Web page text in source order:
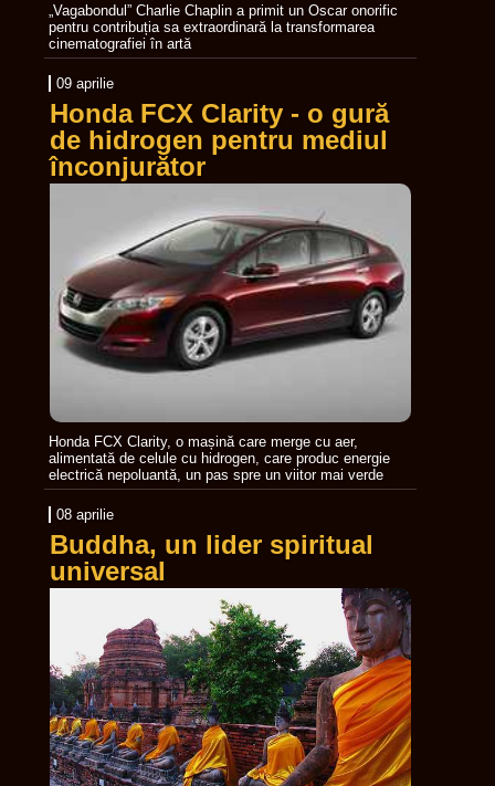
„Vagabondul” Charlie Chaplin a primit un Oscar onorific
pentru contribuția sa extraordinară la transformarea
cinematografiei în artă
09 aprilie
Honda FCX Clarity - o gură
de hidrogen pentru mediul
înconjurător
Honda FCX Clarity, o mașină care merge cu aer,
alimentată de celule cu hidrogen, care produc energie
electrică nepoluantă, un pas spre un viitor mai verde
08 aprilie
Buddha, un lider spiritual
universal